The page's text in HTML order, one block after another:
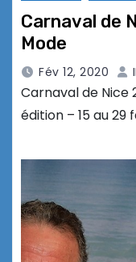
Carnaval de
Mode
Fév 12, 2020
Carnaval de Nice
édition – 15 au 29